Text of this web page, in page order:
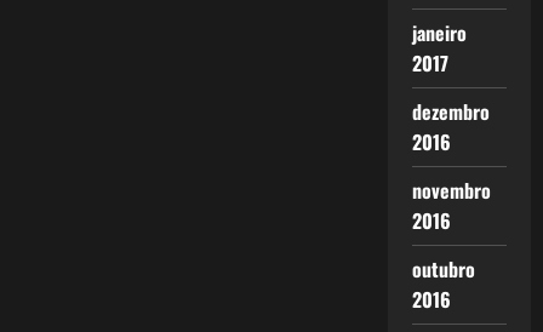
janeiro
2017
dezembro
2016
novembro
2016
outubro
2016